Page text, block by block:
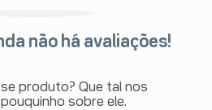
não há avaliações!
produto? Que tal nos
sobre ele.